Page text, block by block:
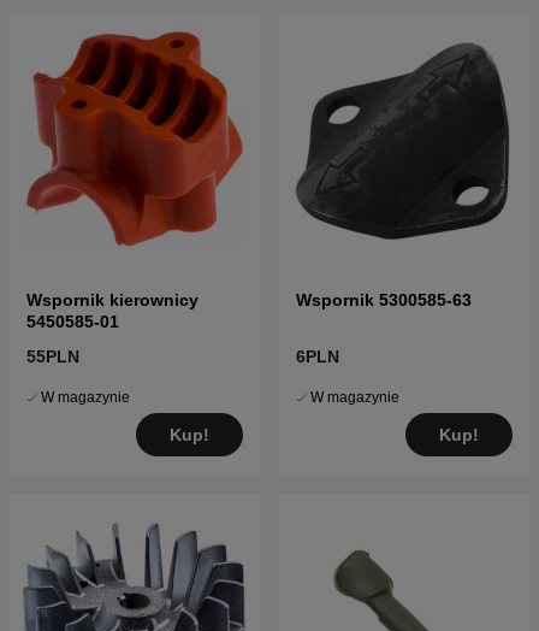
Wspornik kierownicy
5450585-01
55PLN
W magazynie
Kup!
Wspornik 5300585-63
6PLN
W magazynie
Kup!